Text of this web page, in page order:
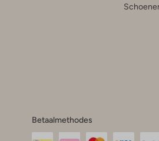
Betaalmethodes